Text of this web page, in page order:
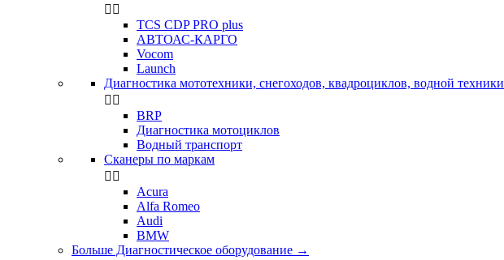
 
TCS CDP PRO plus
АВТОАС-КАРГО
Vocom
Launch
Диагностика мототехники, снегоходов, квадроциклов, водной техники
 
BRP
Диагностика мотоциклов
Водный транспорт
Сканеры по маркам
 
Acura
Alfa Romeo
Audi
BMW
Больше Диагностическое оборудование →